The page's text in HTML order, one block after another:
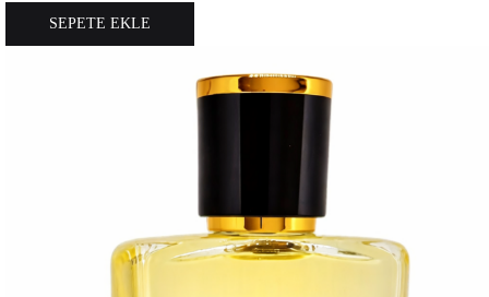
SEPETE EKLE